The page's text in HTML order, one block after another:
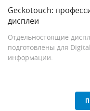
Geckotouch:
дисплеи
Отдельностоящие
подготовлены для
информации.